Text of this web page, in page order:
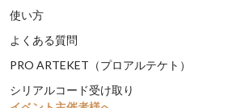
使い方
よくある質問
PRO ARTEKET（プロアルテケト）
シリアルコード受け取り